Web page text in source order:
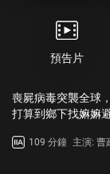
預告片
喪屍病毒突襲全球
打算到鄉下找嫲嫲
觸誓要進行極度危
109 分鐘 主演: 曹